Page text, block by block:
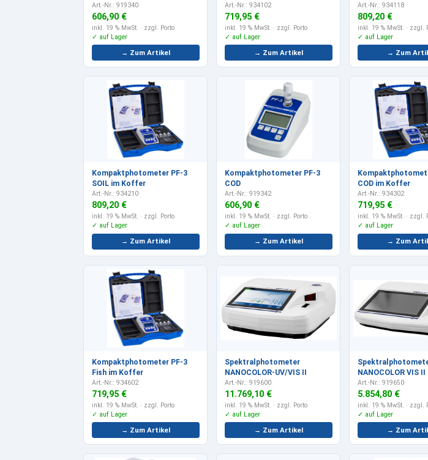
Art.-Nr.: 919340
606,90 €
inkl. 19 % MwSt. · zzgl. Porto
✓ auf Lager
→ Zum Artikel
Art.-Nr.: 934102
719,95 €
inkl. 19 % MwSt. · zzgl. Porto
✓ auf Lager
→ Zum Artikel
Art.-Nr.: 934118
809,20 €
inkl. 19 % MwSt. · zzgl.
✓ auf Lager
→ Zum
Kompaktphotometer PF-3
SOIL im Koffer
Art.-Nr.: 934210
809,20 €
inkl. 19 % MwSt. · zzgl. Porto
✓ auf Lager
→ Zum Artikel
Kompaktphotometer PF-3
COD
Art.-Nr.: 919342
606,90 €
inkl. 19 % MwSt. · zzgl. Porto
✓ auf Lager
→ Zum Artikel
COD im Koffer
Art.-Nr.: 934302
719,95 €
inkl. 19 % MwSt. · zzgl.
✓ auf Lager
→ Zum
Kompaktphotometer PF-3
Fish im Koffer
Art.-Nr.: 934602
719,95 €
inkl. 19 % MwSt. · zzgl. Porto
✓ auf Lager
→ Zum Artikel
Spektralphotometer
NANOCOLOR-UV/VIS II
Art.-Nr.: 919600
11.769,10 €
inkl. 19 % MwSt. · zzgl. Porto
✓ auf Lager
→ Zum Artikel
NANOCOLOR VIS II
Art.-Nr.: 919650
5.854,80 €
inkl. 19 % MwSt. · zzgl.
✓ auf Lager
→ Zum